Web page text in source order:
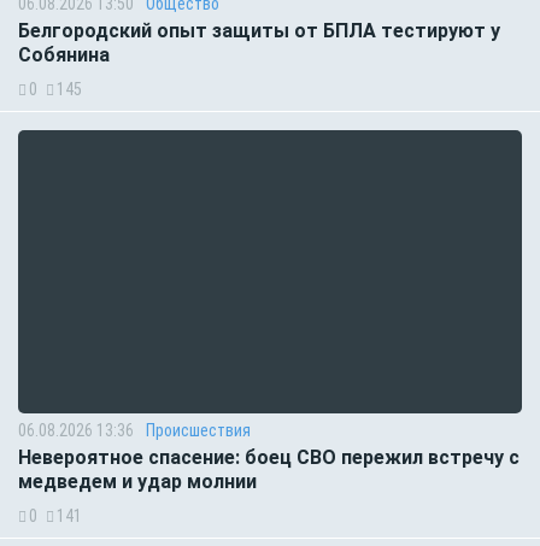
Белгородский опыт защиты от БПЛА тестируют у
Собянина
0 145
06.08.2026 13:36 Происшествия
Невероятное спасение: боец СВО пережил встречу с
медведем и удар молнии
0 141